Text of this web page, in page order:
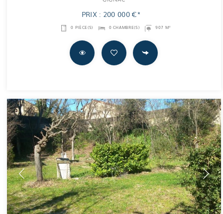
PRIX : 200 000 €*
0 PIÈCE(S) 0 CHAMBRE(S) 907 M²